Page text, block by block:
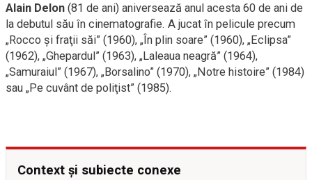
Alain Delon (81 de ani) aniversează anul acesta 60 de ani de
la debutul său în cinematografie. A jucat în pelicule precum
„Rocco şi fraţii săi” (1960), „În plin soare” (1960), „Eclipsa”
(1962), „Ghepardul” (1963), „Laleaua neagră” (1964),
„Samuraiul” (1967), „Borsalino” (1970), „Notre histoire” (1984)
sau „Pe cuvânt de poliţist” (1985).
Context și subiecte conexe